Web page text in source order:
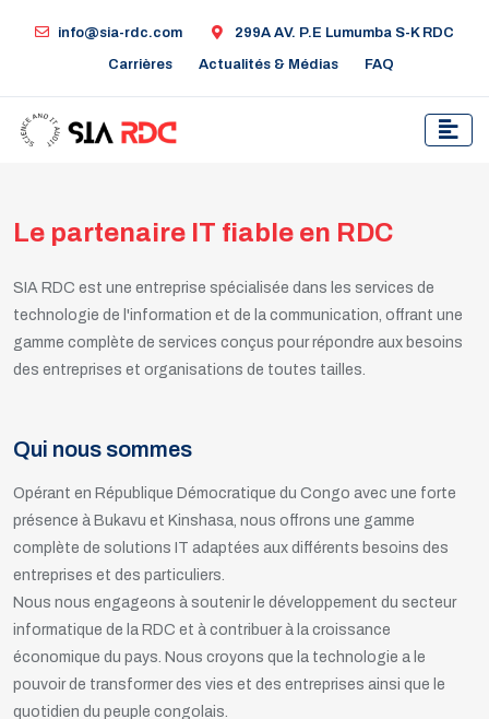
info@sia-rdc.com 299A AV. P.E Lumumba S-K RDC
Carrières Actualités & Médias FAQ
Le partenaire IT fiable en RDC
SIA RDC est une entreprise spécialisée dans les services de
technologie de l'information et de la communication, offrant une
gamme complète de services conçus pour répondre aux besoins
des entreprises et organisations de toutes tailles.
Qui nous sommes
Opérant en République Démocratique du Congo avec une forte
présence à Bukavu et Kinshasa, nous offrons une gamme
complète de solutions IT adaptées aux différents besoins des
entreprises et des particuliers.
Nous nous engageons à soutenir le développement du secteur
informatique de la RDC et à contribuer à la croissance
économique du pays. Nous croyons que la technologie a le
pouvoir de transformer des vies et des entreprises ainsi que le
quotidien du peuple congolais.